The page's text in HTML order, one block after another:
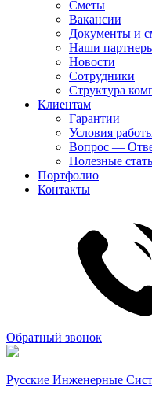
Сметы
Вакансии
Документы и
Наши
Новости
Сотрудники
Структура
Клиентам
Гарантии
Условия
Вопрос —
Полезные
Портфолио
Контакты
Обратный звонок
Русские Инженерные